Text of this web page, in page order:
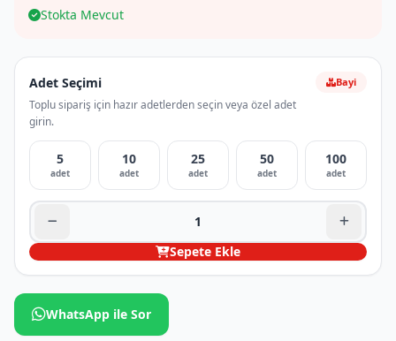
Stokta Mevcut
Adet Seçimi
Toplu sipariş için hazır adetlerden seçin veya özel adet
girin.
Bayi
5
adet
10
adet
25
adet
50
adet
100
adet
Sepete Ekle
WhatsApp ile Sor